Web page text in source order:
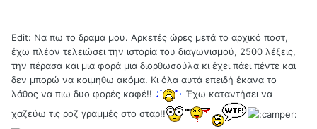
Edit: Να πω το δραμα μου. Αρκετές ώρες μετά το αρχικό ποστ,
έχω πλέον τελειώσει την ιστορία του διαγωνισμού, 2500 λέξεις,
την πέρασα και μια φορά μια διορθωσούλα κι έχει πάει πέντε και
δεν μπορώ να κοιμηθω ακόμα. Κι όλα αυτά επειδή έκανα το
λάθος να πιω δυο φορές καφέ!!
Έχω καταντήσει να
χαζεύω τις ροζ γραμμές στο σταρ!!